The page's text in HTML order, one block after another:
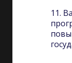
11.